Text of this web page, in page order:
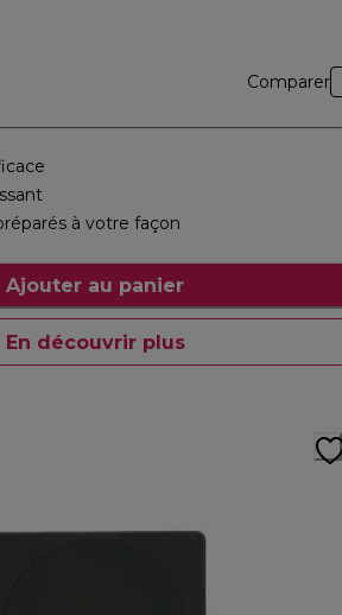
Comparer
à votre façon
Ajouter au panier
En découvrir plus